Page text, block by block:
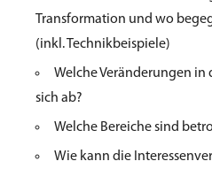
Transformation und wo
(inkl. Technikbeispiele)
Welche Veränderungen
sich ab?
Welche Bereiche sind
Wie kann die